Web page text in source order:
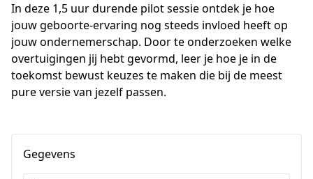
In deze 1,5 uur durende pilot sessie ontdek je hoe
jouw geboorte-ervaring nog steeds invloed heeft op
jouw ondernemerschap. Door te onderzoeken welke
overtuigingen jij hebt gevormd, leer je hoe je in de
toekomst bewust keuzes te maken die bij de meest
pure versie van jezelf passen.
Gegevens